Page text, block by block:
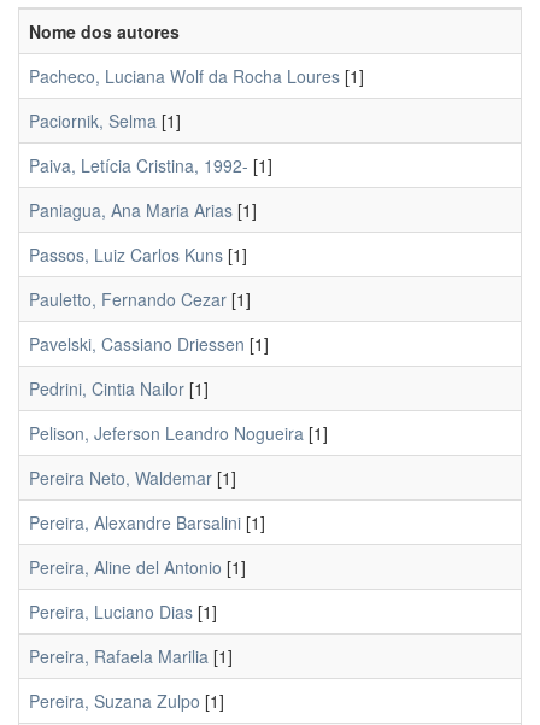
Nome dos autores
Pacheco, Luciana Wolf da Rocha Loures [1]
Paciornik, Selma [1]
Paiva, Letícia Cristina, 1992- [1]
Paniagua, Ana Maria Arias [1]
Passos, Luiz Carlos Kuns [1]
Pauletto, Fernando Cezar [1]
Pavelski, Cassiano Driessen [1]
Pedrini, Cintia Nailor [1]
Pelison, Jeferson Leandro Nogueira [1]
Pereira Neto, Waldemar [1]
Pereira, Alexandre Barsalini [1]
Pereira, Aline del Antonio [1]
Pereira, Luciano Dias [1]
Pereira, Rafaela Marilia [1]
Pereira, Suzana Zulpo [1]